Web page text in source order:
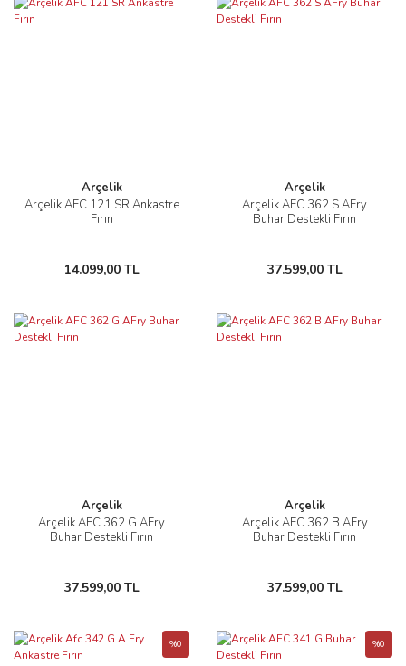
Arçelik
Arçelik AFC 121 SR Ankastre
Fırın
14.099,00 TL
Arçelik
Arçelik AFC 362 S AFry
Buhar Destekli Fırın
37.599,00 TL
Arçelik
Arçelik AFC 362 G AFry
Buhar Destekli Fırın
37.599,00 TL
Arçelik
Arçelik AFC 362 B AFry
Buhar Destekli Fırın
37.599,00 TL
%0 %0